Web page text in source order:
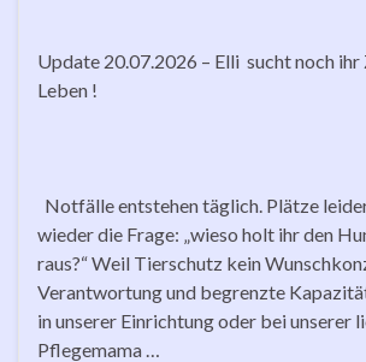
Update 20.07.2026 – Elli sucht noch ihr
Leben !
Notfälle entstehen täglich. Plätze
wieder die Frage: „wieso holt ihr den
raus?“ Weil Tierschutz kein
Verantwortung und begrenzte
in unserer Einrichtung oder bei unserer
Pflegemama …